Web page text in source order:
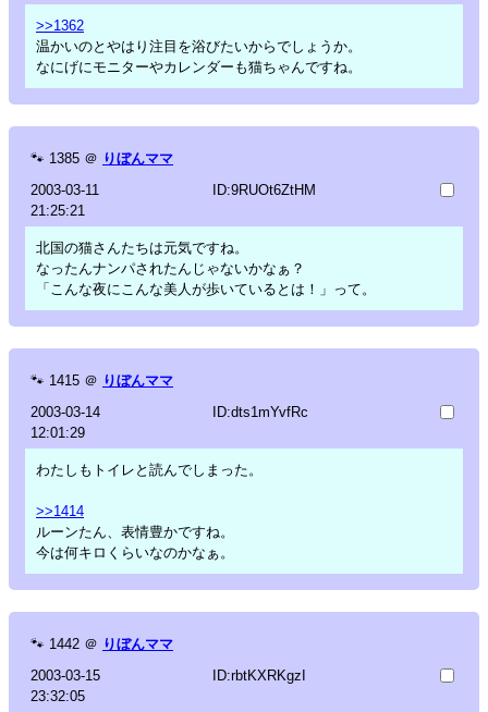
>>1362
温かいのとやはり注目を浴びたいからでしょうか。
なにげにモニターやカレンダーも猫ちゃんですね。
🐾 1385 ＠ りぼんママ
2003-03-11
21:25:21
ID:9RUOt6ZtHM
北国の猫さんたちは元気ですね。
なったんナンパされたんじゃないかなぁ？
「こんな夜にこんな美人が歩いているとは！」って。
🐾 1415 ＠ りぼんママ
2003-03-14
12:01:29
ID:dts1mYvfRc
わたしもトイレと読んでしまった。
>>1414
ルーンたん、表情豊かですね。
今は何キロくらいなのかなぁ。
🐾 1442 ＠ りぼんママ
2003-03-15
23:32:05
ID:rbtKXRKgzI